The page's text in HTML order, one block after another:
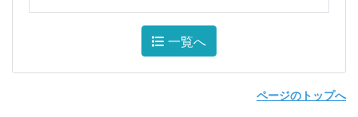
一覧へ
ページのトップへ